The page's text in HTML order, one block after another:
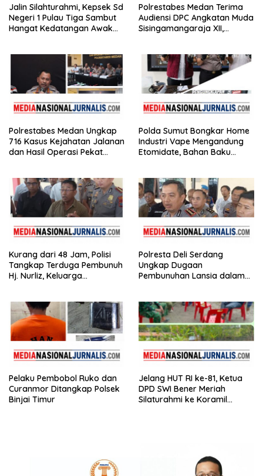
Jalin Silahturahmi, Kepsek Sd
Negeri 1 Pulau Tiga Sambut
Hangat Kedatangan Awak
Polrestabes Medan Terima
Audiensi DPC Angkatan Muda
Sisingamangaraja XII,
Polrestabes Medan Ungkap
716 Kasus Kejahatan Jalanan
dan Hasil Operasi Pekat
Polda Sumut Bongkar Home
Industri Vape Mengandung
Etomidate, Bahan Baku
Kurang dari 48 Jam, Polisi
Tangkap Terduga Pembunuh
Hj. Nurliz, Keluarga
Polresta Deli Serdang
Ungkap Dugaan
Pembunuhan Lansia dalam
Pelaku Pembobol Ruko dan
Curanmor Ditangkap Polsek
Binjai Timur
Jelang HUT RI ke-81, Ketua
DPD SWI Bener Meriah
Silaturahmi ke Koramil